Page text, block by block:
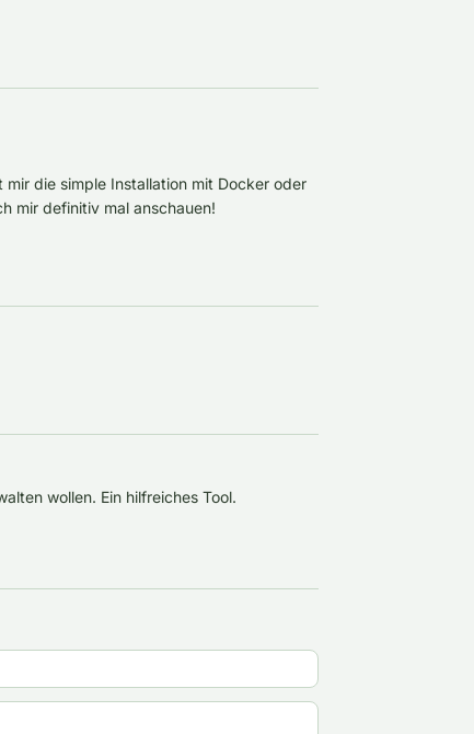
die simple Installation mit Docker oder
mir definitiv mal anschauen!
wollen. Ein hilfreiches Tool.